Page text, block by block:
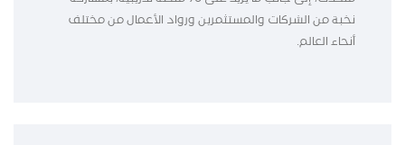
نخبة من الشركات والمستثمرين ورواد الأعمال من مختلف
أنحاء العالم.